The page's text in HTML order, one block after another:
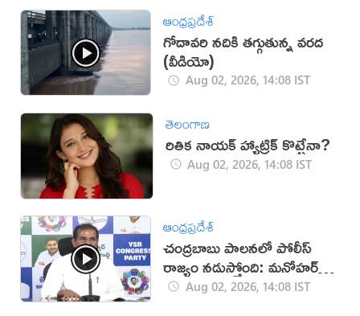
ఆంధ్రప్రదేశ్
గోదావరి నదికి తగ్గుతున్న వరద
(వీడియో)
Aug 02, 2026, 14:08 IST
తెలంగాణ
రితిక నాయక్ హ్యాట్రిక్ కొట్టేనా?
Aug 02, 2026, 14:08 IST
ఆంధ్రప్రదేశ్
చంద్రబాబు పాలనలో పోలీస్
రాజ్యం నడుస్తోంది: మనోహర్
రెడ్డి Aug 02, 2026, 14:08 IST